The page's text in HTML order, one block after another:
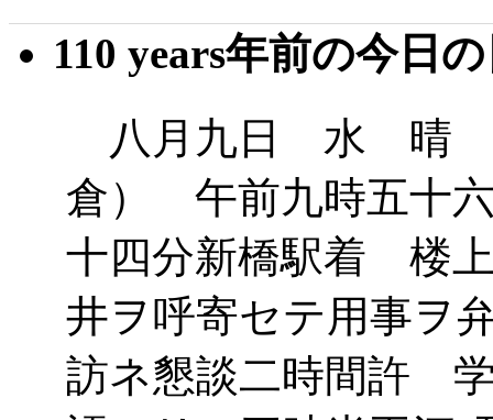
110 years年前の今日
八月九日 水 晴
倉） 午前九時五十
十四分新橋駅着 楼
井ヲ呼寄セテ用事ヲ
訪ネ懇談二時間許